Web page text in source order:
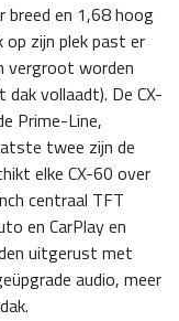
breed en 1,68 hoog
op zijn plek past er
vergroot worden
vollaadt). De CX-
Prime-Line,
twee zijn de
elke CX-60 over
centraal TFT
en CarPlay en
uitgerust met
audio, meer